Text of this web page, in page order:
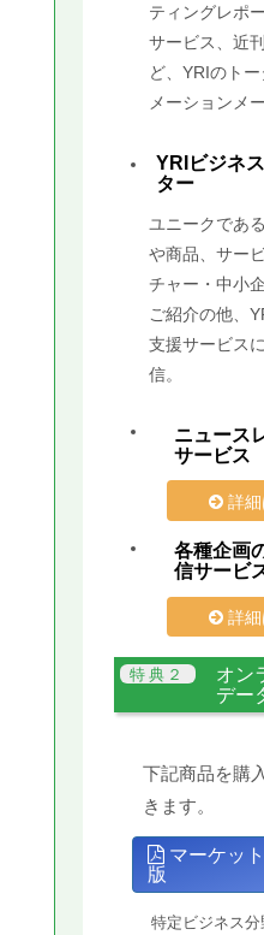
ティングレポ
サービス、近
ど、YRIのト
メーションメ
YRIビジネ
ター
ユニークであ
や商品、サー
チャー・中小
ご紹介の他、
支援サービス
信。
ニュース
サービス
詳細
各種企画
信サービ
詳細
オン
デー
下記商品を購
きます。
マーケッ
版
特定ビジネス